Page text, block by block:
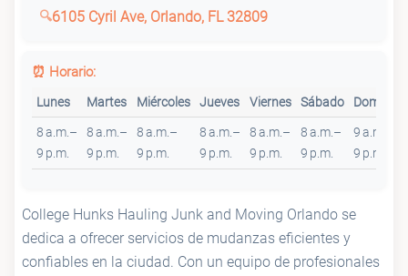
6105 Cyril Ave, Orlando, FL 32809
⏰ Horario:
Lunes Martes Miércoles Jueves Viernes Sábado Domingo
8 a.m.–
9 p.m.
8 a.m.–
9 p.m.
8 a.m.–
9 p.m.
8 a.m.–
9 p.m.
8 a.m.–
9 p.m.
8 a.m.–
9 p.m.
9 a.m.–
9 p.m.
College Hunks Hauling Junk and Moving Orlando se
dedica a ofrecer servicios de mudanzas eficientes y
confiables en la ciudad. Con un equipo de profesionales